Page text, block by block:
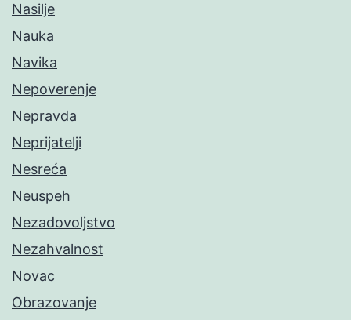
Nasilje
Nauka
Navika
Nepoverenje
Nepravda
Neprijatelji
Nesreća
Neuspeh
Nezadovoljstvo
Nezahvalnost
Novac
Obrazovanje